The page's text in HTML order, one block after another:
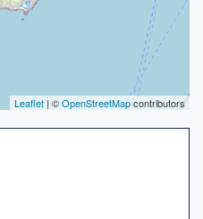
Leaflet | ©OpenStreetMapcontributors